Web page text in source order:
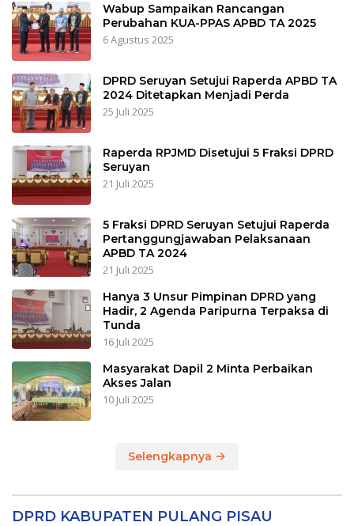
Wabup Sampaikan Rancangan
Perubahan KUA-PPAS APBD TA 2025
6 Agustus 2025
DPRD Seruyan Setujui Raperda APBD TA
2024 Ditetapkan Menjadi Perda
25 Juli 2025
Raperda RPJMD Disetujui 5 Fraksi DPRD
Seruyan
21 Juli 2025
5 Fraksi DPRD Seruyan Setujui Raperda
Pertanggungjawaban Pelaksanaan
APBD TA 2024
21 Juli 2025
Hanya 3 Unsur Pimpinan DPRD yang
Hadir, 2 Agenda Paripurna Terpaksa di
Tunda
16 Juli 2025
Masyarakat Dapil 2 Minta Perbaikan
Akses Jalan
10 Juli 2025
Selengkapnya
DPRD KABUPATEN PULANG PISAU